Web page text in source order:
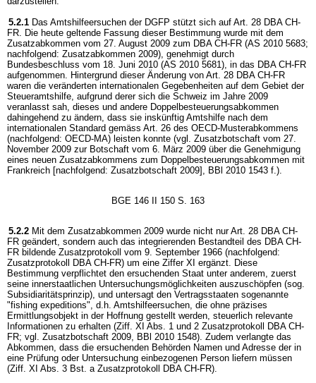
5.2.1 Das Amtshilfeersuchen der DGFP stützt sich auf Art. 28 DBA CH-
FR. Die heute geltende Fassung dieser Bestimmung wurde mit dem
Zusatzabkommen vom 27. August 2009 zum DBA CH-FR (AS 2010 5683;
nachfolgend: Zusatzabkommen 2009), genehmigt durch
Bundesbeschluss vom 18. Juni 2010 (AS 2010 5681), in das DBA CH-FR
aufgenommen. Hintergrund dieser Änderung von Art. 28 DBA CH-FR
waren die veränderten internationalen Gegebenheiten auf dem Gebiet der
Steueramtshilfe, aufgrund derer sich die Schweiz im Jahre 2009
veranlasst sah, dieses und andere Doppelbesteuerungsabkommen
dahingehend zu ändern, dass sie inskünftig Amtshilfe nach dem
internationalen Standard gemäss Art. 26 des OECD-Musterabkommens
(nachfolgend: OECD-MA) leisten konnte (vgl. Zusatzbotschaft vom 27.
November 2009 zur Botschaft vom 6. März 2009 über die Genehmigung
eines neuen Zusatzabkommens zum Doppelbesteuerungsabkommen mit
Frankreich [nachfolgend: Zusatzbotschaft 2009], BBl 2010 1543 f.).
BGE 146 II 150 S. 163
5.2.2 Mit dem Zusatzabkommen 2009 wurde nicht nur Art. 28 DBA CH-
FR geändert, sondern auch das integrierenden Bestandteil des DBA CH-
FR bildende Zusatzprotokoll vom 9. September 1966 (nachfolgend:
Zusatzprotokoll DBA CH-FR) um eine Ziffer XI ergänzt. Diese
Bestimmung verpflichtet den ersuchenden Staat unter anderem, zuerst
seine innerstaatlichen Untersuchungsmöglichkeiten auszuschöpfen (sog.
Subsidiaritätsprinzip), und untersagt den Vertragsstaaten sogenannte
"fishing expeditions", d.h. Amtshilfeersuchen, die ohne präzises
Ermittlungsobjekt in der Hoffnung gestellt werden, steuerlich relevante
Informationen zu erhalten (Ziff. XI Abs. 1 und 2 Zusatzprotokoll DBA CH-
FR; vgl. Zusatzbotschaft 2009, BBl 2010 1548). Zudem verlangte das
Abkommen, dass die ersuchenden Behörden Namen und Adresse der in
eine Prüfung oder Untersuchung einbezogenen Person liefern müssen
(Ziff. XI Abs. 3 Bst. a Zusatzprotokoll DBA CH-FR).